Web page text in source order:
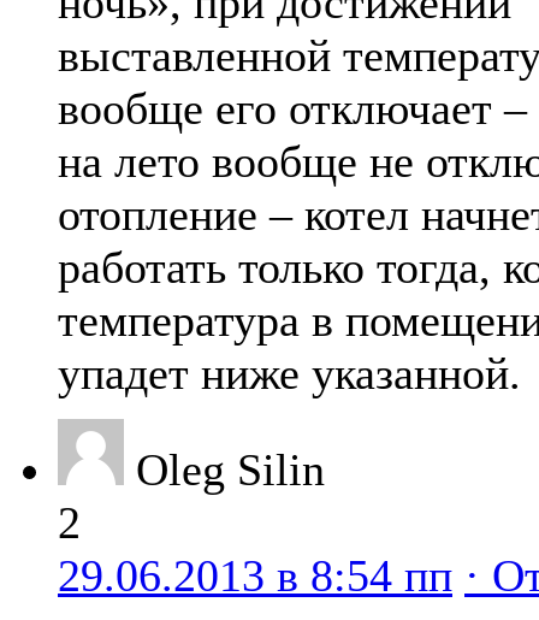
выставленной
вообще его отключает
на лето вообще не
отопление – котел
работать только тогда,
температура в
упадет ниже указанной.
Oleg Silin
2
29.06.2013 в 8:54 пп ·